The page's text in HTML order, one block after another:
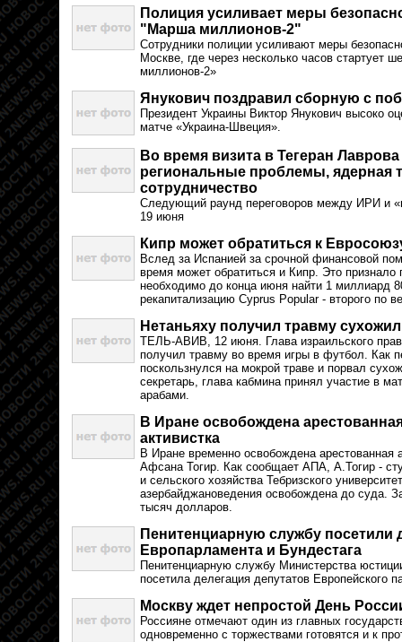
Полиция усиливает меры
"Марша миллионов-2"
Сотрудники полиции усиливают меры
Москве, где через несколько часов стартует
миллионов-2»
Янукович поздравил сборную с
Президент Украины Виктор Янукович высоко
матче «Украина-Швеция».
Во время визита в Тегеран
региональные проблемы, ядерная
сотрудничество
Следующий раунд переговоров между ИРИ и
19 июня
Кипр может обратиться к
Вслед за Испанией за срочной финансовой
время может обратиться и Кипр. Это
необходимо до конца июня найти 1 миллиард
рекапитализацию Cyprus Popular - второго по
Нетаньяху получил травму
ТЕЛЬ-АВИВ, 12 июня. Глава израильского
получил травму во время игры в футбол. Как
поскользнулся на мокрой траве и порвал
секретарь, глава кабмина принял участие в
арабами.
В Иране освобождена
активистка
В Иране временно освобождена арестованная
Афсана Тогир. Как сообщает АПА, А.Тогир -
и сельского хозяйства Тебризского
азербайджановедения освобождена до суда.
тысяч долларов.
Пенитенциарную службу посетили
Европарламента и Бундестага
Пенитенциарную службу Министерства
посетила делегация депутатов Европейского
Москву ждет непростой День
Россияне отмечают один из главных
одновременно с торжествами готовятся и к